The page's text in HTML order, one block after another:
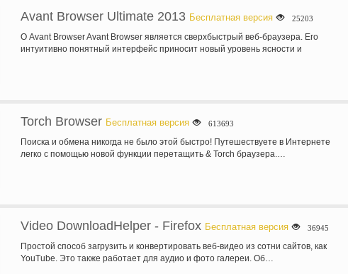
Avant Browser Ultimate 2013 Бесплатная версия 25203
О Avant Browser Avant Browser является сверхбыстрый веб-браузера. Его
интуитивно понятный интерфейс приносит новый уровень ясности и
Torch Browser Бесплатная версия 613693
Поиска и обмена никогда не было этой быстро! Путешествуете в Интернете
легко с помощью новой функции перетащить & Torch браузера.…
Video DownloadHelper - Firefox Бесплатная версия 36945
Простой способ загрузить и конвертировать веб-видео из сотни сайтов, как
YouTube. Это также работает для аудио и фото галереи. Об…